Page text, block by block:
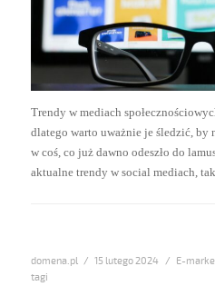
Trendy w mediach
dlatego warto uważnie je śledzić, by
w coś, co już dawno odeszło do
aktualne trendy w social mediach,
domena.pl
Posted
15 lutego 2024 E-